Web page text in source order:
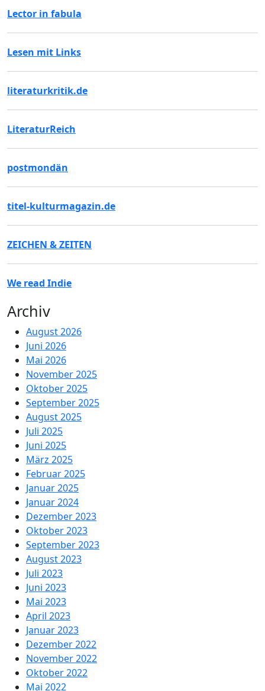
Lector in fabula
Lesen mit Links
literaturkritik.de
LiteraturReich
postmondän
titel-kulturmagazin.de
ZEICHEN & ZEITEN
We read Indie
Archiv
August 2026
Juni 2026
Mai 2026
November 2025
Oktober 2025
September 2025
August 2025
Juli 2025
Juni 2025
März 2025
Februar 2025
Januar 2025
Januar 2024
Dezember 2023
Oktober 2023
September 2023
August 2023
Juli 2023
Juni 2023
Mai 2023
April 2023
Januar 2023
Dezember 2022
November 2022
Oktober 2022
Mai 2022